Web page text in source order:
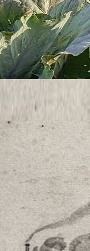
u sustavu
mjesta)
suradnik
(1) /
savjetnik
u sustavu znanosti